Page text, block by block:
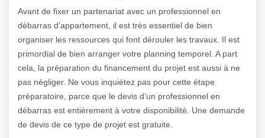
Avant de fixer un partenariat avec un professionnel en
débarras d’appartement, il est très essentiel de bien
organiser les ressources qui font dérouler les travaux. Il est
primordial de bien arranger votre planning temporel. A part
cela, la préparation du financement du projet est aussi à ne
pas négliger. Ne vous inquiétez pas pour cette étape
préparatoire, parce que le devis d’un professionnel en
débarras est entièrement à votre disponibilité. Une demande
de devis de ce type de projet est gratuite.